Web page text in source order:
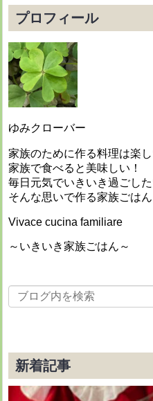
プロフィール
ゆみクローバー
家族のために作る料理は楽
家族で食べると美味しい！
毎日元気でいきいき過ごした
そんな思いで作る家族ごはん
Vivace cucina familiare
～いきいき家族ごはん～
新着記事